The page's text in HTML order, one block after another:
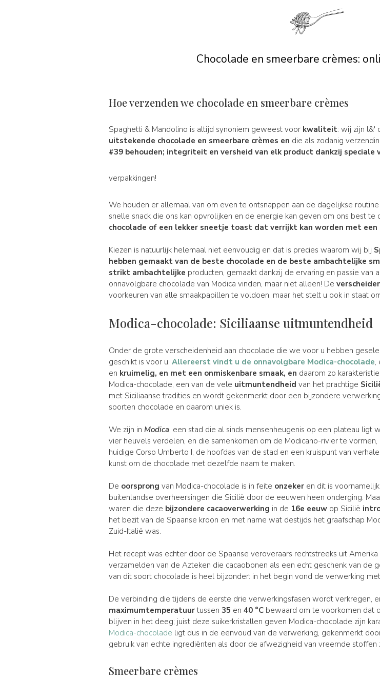
Chocolade en smeerbare crèmes:
Hoe verzenden we chocolade en smeerbare crèmes
Spaghetti & Mandolino is altijd synoniem geweest voor kwaliteit: wij zijn l&'
uitstekende chocolade en smeerbare crèmes en die als zodanig
#39 behouden; integriteit en versheid van elk product dankzij speciale
verpakkingen!
We houden er allemaal van om even te ontsnappen aan de dagelijkse
snelle snack die ons kan opvrolijken en de energie kan geven om ons best te
chocolade of een lekker sneetje toast dat verrijkt kan worden met een
Kiezen is natuurlijk helemaal niet eenvoudig en dat is precies waarom wij bij
hebben gemaakt van de beste chocolade en de beste ambachtelijke
strikt ambachtelijke producten, gemaakt dankzij de ervaring en passie
onnavolgbare chocolade van Modica vinden, maar niet alleen! De
voorkeuren van alle smaakpapillen te voldoen, maar het stelt u ook in staat
Modica-chocolade: Siciliaanse uitmuntendheid
Onder de grote verscheidenheid aan chocolade die we voor u hebben
geschikt is voor u.Allereerst vindt u de onnavolgbare Modica-chocolade,
en kruimelig, en met een onmiskenbare smaak, en daarom zo
Modica-chocolade, een van de vele uitmuntendheid van het prachtige
met Siciliaanse tradities en wordt gekenmerkt door een bijzondere
soorten chocolade en daarom uniek is.
We zijn inModica, een stad die al sinds mensenheugenis op een plateau ligt
vier heuvels verdelen, en die samenkomen om de Modicano-rivier te
huidige Corso Umberto I, de hoofdas van de stad en een kruispunt van
kunst om de chocolade met dezelfde naam te maken.
De oorsprong van Modica-chocolade is in feite onzeker en dit is
buitenlandse overheersingen die Sicilië door de eeuwen heen onderging.
waren die deze bijzondere cacaoverwerking in de 16e eeuw op Sicilië
het bezit van de Spaanse kroon en met name wat destijds het graafschap
Zuid-Italië was.
Het recept was echter door de Spaanse veroveraars rechtstreeks uit
verzamelden van de Azteken die cacaobonen als een echt geschenk van de
van dit soort chocolade is heel bijzonder: in het begin vond de verwerking
De verbinding die tijdens de eerste drie verwerkingsfasen wordt verkregen,
maximumtemperatuurtussen35 en40 °C bewaard om te voorkomen dat
blijven in het deeg; juist deze suikerkristallen geven Modica-chocolade zijn
Modica-chocolade ligt dus in de eenvoud van de verwerking, gekenmerkt
gebruik van echte ingrediënten als door de afwezigheid van vreemde
Smeerbare crèmes